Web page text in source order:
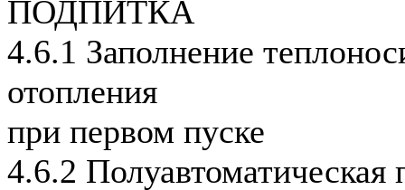
ПОДПИТКА
4.6.1 Заполнение
отопления
при первом пуске
4.6.2 Полуавтоматическая